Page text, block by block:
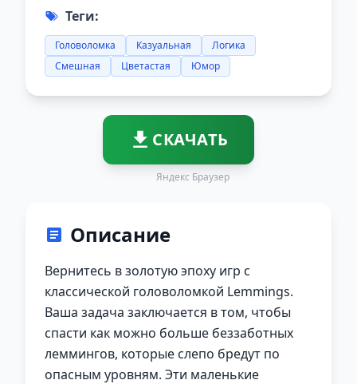
Теги:
Головоломка Казуальная
Логика
Смешная
Цветастая Юмор
СКАЧАТЬ
Яндекс Браузер
Описание
Вернитесь в золотую эпоху игр с
классической головоломкой Lemmings.
Ваша задача заключается в том, чтобы
спасти как можно больше беззаботных
леммингов, которые слепо бредут по
опасным уровням. Эти маленькие